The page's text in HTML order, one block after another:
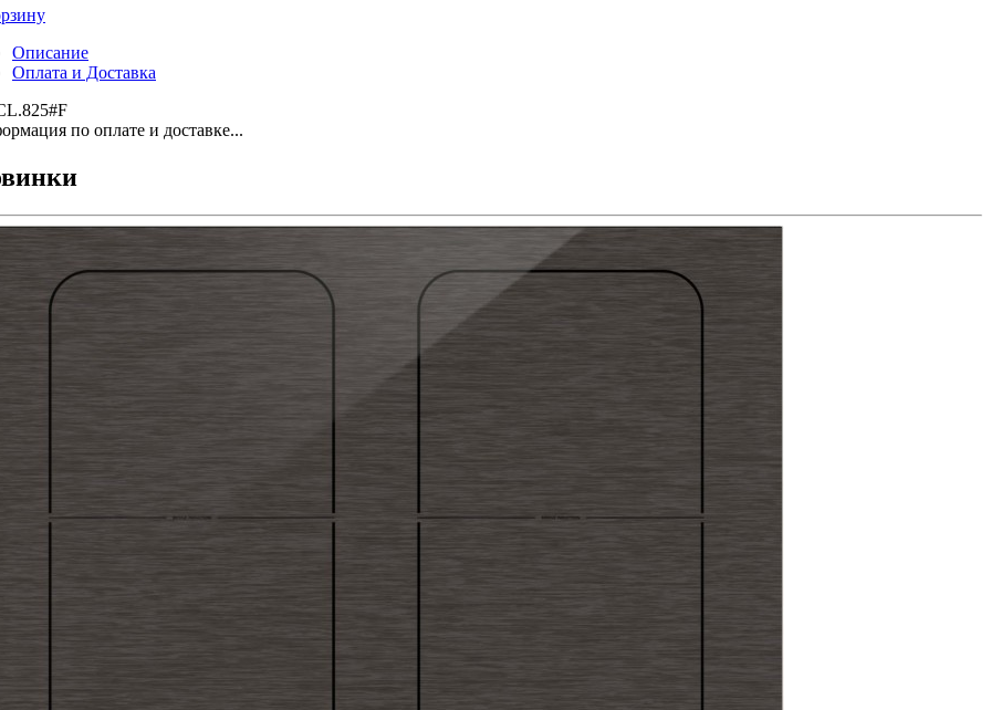
Описание
Оплата и Доставка
по оплате и доставке...